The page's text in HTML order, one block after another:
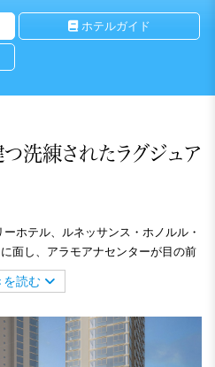
ホテルガイド
つ洗練されたラグジュア
ホテル、ルネッサンス・ホノルル・
面し、アラモアナセンターが目の前
シグ・ゼーンのインテリアでシック
な窓で明るく開放的。全客室に深め
フィットネスセンター、BBQエリア
のお風呂やヒマラヤ岩塩サウナをお
を読む